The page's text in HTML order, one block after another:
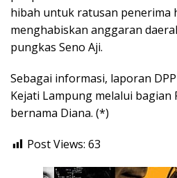
hibah untuk ratusan penerima
menghabiskan anggaran
pungkas Seno Aji.
Sebagai informasi, laporan
Kejati Lampung melalui bagian
bernama Diana. (*)
Post Views: 63